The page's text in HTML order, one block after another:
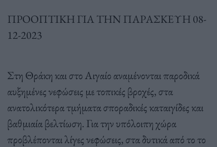
ΠΡΟΟΠΤΙΚΗ ΓΙΑ ΤΗΝ ΠΑΡΑΣΚΕΥΗ 08-
12-2023
Στη Θράκη και στο Αιγαίο αναμένονται παροδικά
αυξημένες νεφώσεις με τοπικές βροχές, στα
ανατολικότερα τμήματα σποραδικές καταιγίδες και
βαθμιαία βελτίωση. Για την υπόλοιπη χώρα
προβλέπονται λίγες νεφώσεις, στα δυτικά από το το